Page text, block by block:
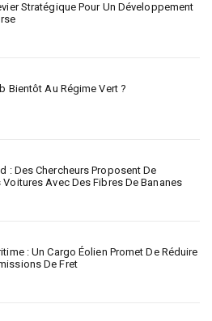
Stratégique Pour Un Développement
Bientôt Au Régime Vert ?
: Des Chercheurs Proposent De
Voitures Avec Des Fibres De Bananes
: Un Cargo Éolien Promet De Réduire
De Fret